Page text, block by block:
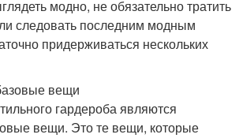
модно, не обязательно тратить
следовать последним модным
придерживаться нескольких
вещи
гардероба являются
вещи. Это те вещи, которые